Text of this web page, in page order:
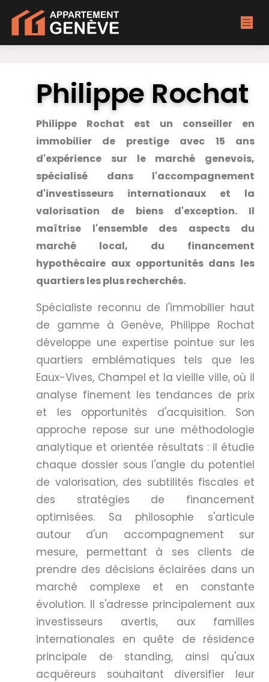
Philippe Rochat
Philippe Rochat est un conseiller en
immobilier de prestige avec 15 ans
d'expérience sur le marché genevois,
spécialisé dans l'accompagnement
d'investisseurs internationaux et la
valorisation de biens d'exception. Il
maîtrise l'ensemble des aspects du
marché local, du financement
hypothécaire aux opportunités dans les
quartiers les plus recherchés.
Spécialiste reconnu de l'immobilier haut
de gamme à Genève, Philippe Rochat
développe une expertise pointue sur les
quartiers emblématiques tels que les
Eaux-Vives, Champel et la vieille ville, où il
analyse finement les tendances de prix
et les opportunités d'acquisition. Son
approche repose sur une méthodologie
analytique et orientée résultats : il étudie
chaque dossier sous l'angle du potentiel
de valorisation, des subtilités fiscales et
des stratégies de financement
optimisées. Sa philosophie s'articule
autour d'un accompagnement sur
mesure, permettant à ses clients de
prendre des décisions éclairées dans un
marché complexe et en constante
évolution. Il s'adresse principalement aux
investisseurs avertis, aux familles
internationales en quête de résidence
principale de standing, ainsi qu'aux
acquéreurs souhaitant diversifier leur